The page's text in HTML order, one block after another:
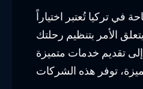
تركيا تُعتبر اختياراً
الأمر بتنظيم رحلتك
إلى تقديم خدمات متميزة